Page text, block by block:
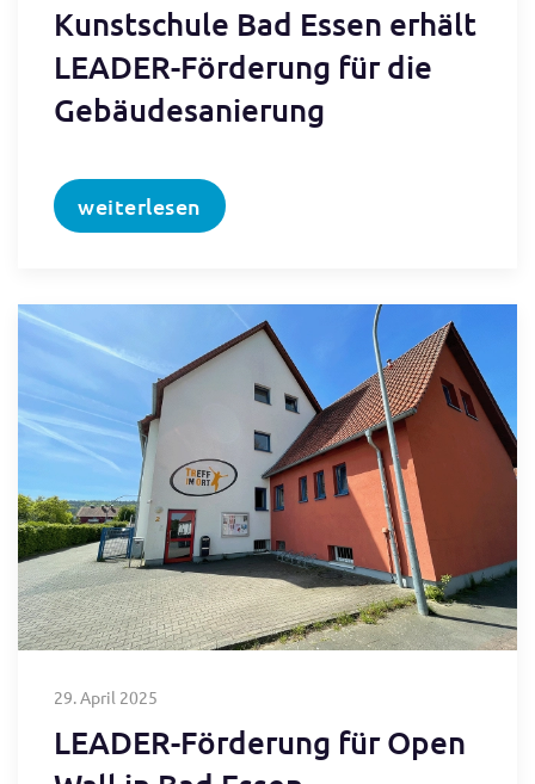
Kunstschule Bad Essen erhält
LEADER-Förderung für die
Gebäudesanierung
weiterlesen
29. April 2025
LEADER-Förderung für Open